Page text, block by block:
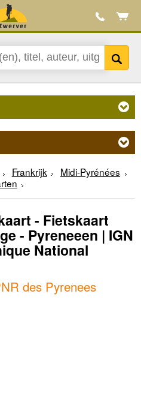
Frankrijk
Midi-Pyrénées
- Fietskaart
- Pyreneeen | IGN
National
des Pyrenees